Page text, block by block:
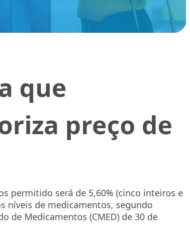
que
preço de
permitido será de 5,60% (cinco inteiros e
níveis de medicamentos, segundo
de Medicamentos (CMED) de 30 de